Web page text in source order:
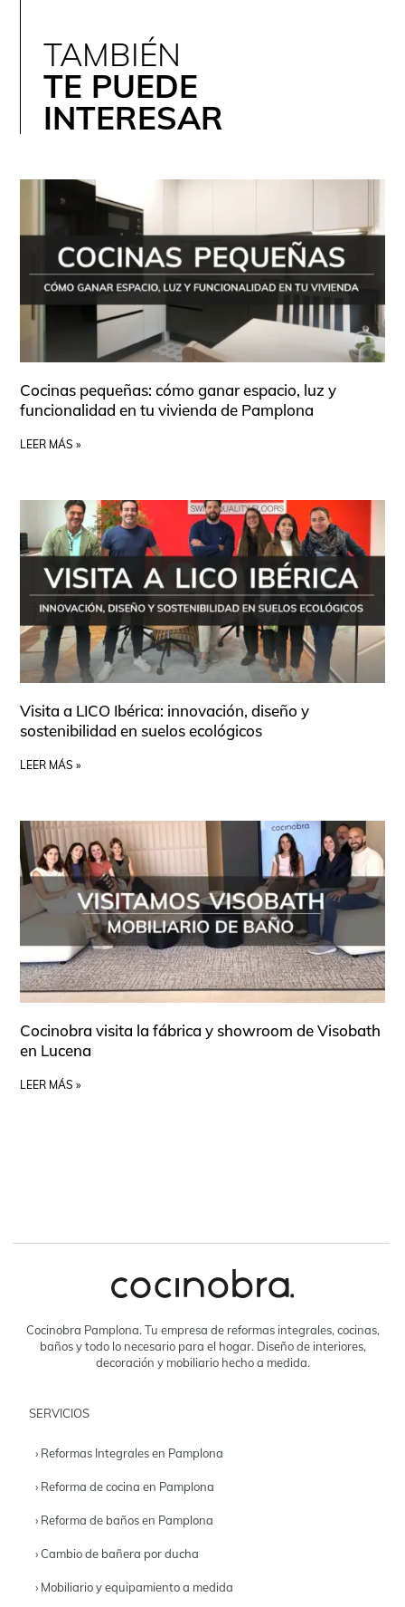
TAMBIÉN
TE PUEDE
INTERESAR
Cocinas pequeñas: cómo ganar espacio, luz y
funcionalidad en tu vivienda de Pamplona
LEER MÁS »
Visita a LICO Ibérica: innovación, diseño y
sostenibilidad en suelos ecológicos
LEER MÁS »
Cocinobra visita la fábrica y showroom de Visobath
en Lucena
LEER MÁS »
Cocinobra Pamplona. Tu empresa de reformas integrales, cocinas,
baños y todo lo necesario para el hogar. Diseño de interiores,
decoración y mobiliario hecho a medida.
SERVICIOS
› Reformas Integrales en Pamplona
› Reforma de cocina en Pamplona
› Reforma de baños en Pamplona
› Cambio de bañera por ducha
› Mobiliario y equipamiento a medida